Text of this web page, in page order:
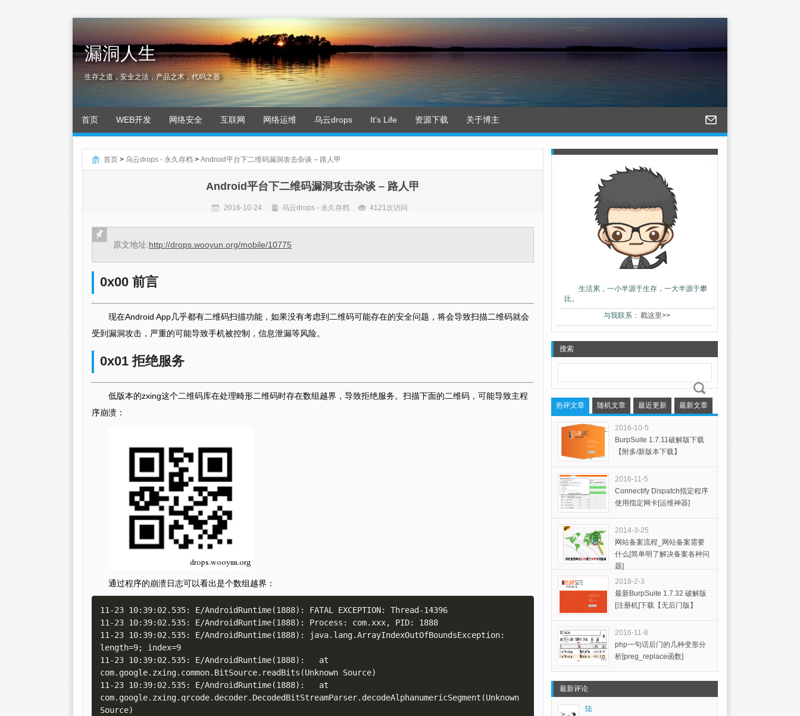
漏洞人生
生存之道，安全之法，产品之术，代码之器
首页 WEB开发 网络安全 互联网 网络运维 乌云drops It’s Life 资源下载 关于博主
首页 > 乌云drops - 永久存档 > Android平台下二维码漏洞攻击杂谈 – 路人甲
Android平台下二维码漏洞攻击杂谈 – 路人甲
2016-10-24 乌云drops - 永久存档 4121次访问
原文地址:http://drops.wooyun.org/mobile/10775
0x00 前言
现在Android App几乎都有二维码扫描功能，如果没有考虑到二维码可能存在的安全问题，将会导致扫描二维码就会
受到漏洞攻击，严重的可能导致手机被控制，信息泄漏等风险。
0x01 拒绝服务
低版本的zxing这个二维码库在处理畸形二维码时存在数组越界，导致拒绝服务。扫描下面的二维码，可能导致主程
序崩溃：
通过程序的崩溃日志可以看出是个数组越界：
11-23 10:39:02.535: E/AndroidRuntime(1888): FATAL EXCEPTION: Thread-14396
11-23 10:39:02.535: E/AndroidRuntime(1888): Process: com.xxx, PID: 1888
11-23 10:39:02.535: E/AndroidRuntime(1888): java.lang.ArrayIndexOutOfBoundsException:
length=9; index=9
11-23 10:39:02.535: E/AndroidRuntime(1888):   at
com.google.zxing.common.BitSource.readBits(Unknown Source)
11-23 10:39:02.535: E/AndroidRuntime(1888):   at
com.google.zxing.qrcode.decoder.DecodedBitStreamParser.decodeAlphanumericSegment(Unknown
Source)
生活累，一小半源于生存，一大半源于攀
比。
与我联系： 戳这里>>
搜索
热评文章 随机文章 最近更新 最新文章
2016-10-5
BurpSuite 1.7.11破解版下载
【附多/新版本下载】
2016-11-5
Connectify Dispatch指定程序
使用指定网卡[运维神器]
2014-3-25
网站备案流程_网站备案需要
什么[简单明了解决备案各种问
题]
2018-2-3
最新BurpSuite 1.7.32 破解版
[注册机]下载【无后门版】
2016-11-8
php一句话后门的几种变形分
析[preg_replace函数]
最新评论
陆